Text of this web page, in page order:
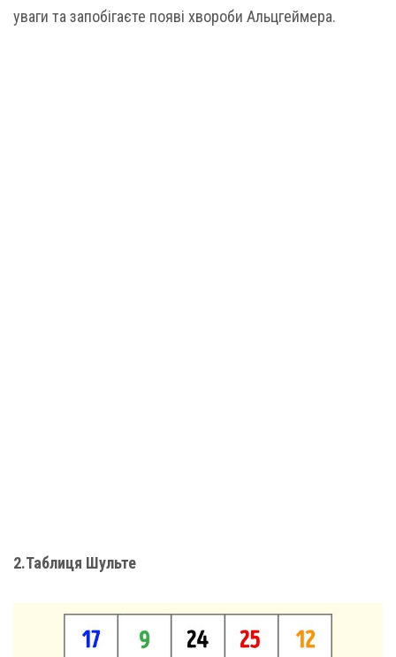
уваги та запобігаєте появі хвороби Альцгеймера.
2.Таблиця Шульте